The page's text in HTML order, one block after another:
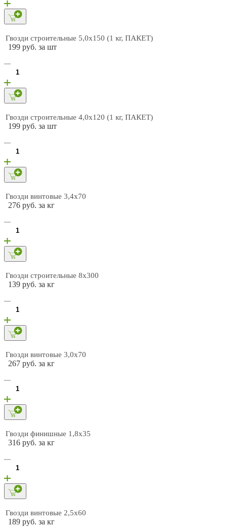
Гвозди строительные 5,0х150 (1 кг, ПАКЕТ)
199 руб. за шт
Гвозди строительные 4,0х120 (1 кг, ПАКЕТ)
199 руб. за шт
Гвозди винтовые 3,4х70
276 руб. за кг
Гвозди строительные 8х300
139 руб. за кг
Гвозди винтовые 3,0х70
267 руб. за кг
Гвозди финишные 1,8х35
316 руб. за кг
Гвозди винтовые 2,5х60
189 руб. за кг